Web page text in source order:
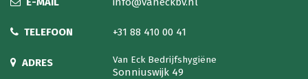
TELEFOON +31 88 410 00 41
ADRES Van Eck Bedrijfshygiëne
Sonniuswijk 49